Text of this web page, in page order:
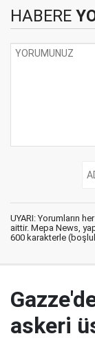
HABERE
UYARI: Yorumların
aittir. Mepa News,
600 karakterle
askeri